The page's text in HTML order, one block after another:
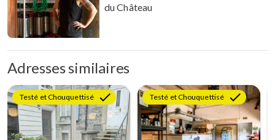
du Château
Adresses similaires
Testé et Chouquettisé Testé et Chouquettisé